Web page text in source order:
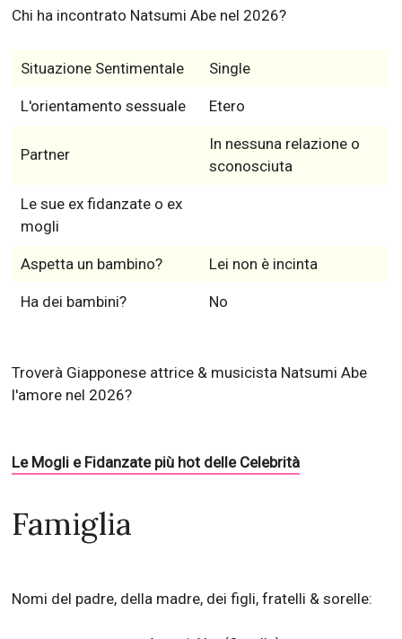
Chi ha incontrato Natsumi Abe nel 2026?
Situazione Sentimentale Single
L'orientamento sessuale Etero
Partner
In nessuna relazione o
sconosciuta
Le sue ex fidanzate o ex
mogli
Aspetta un bambino? Lei non è incinta
Ha dei bambini? No
Troverà Giapponese attrice & musicista Natsumi Abe
l'amore nel 2026?
Le Mogli e Fidanzate più hot delle Celebrità
Famiglia
Nomi del padre, della madre, dei figli, fratelli & sorelle: